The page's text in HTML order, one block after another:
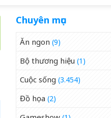
Chuyên mục
Ăn ngon (9)
Bộ thương hiệu (1)
Cuộc sống (3.454)
Đồ họa (2)